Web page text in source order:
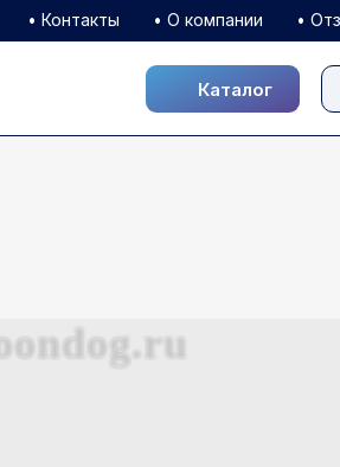
•
• О компании
• Контакты
Каталог
Каталог